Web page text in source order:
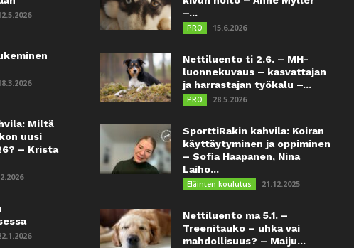
Miltä
uusi
– Krista
–...
PRO 15.6.2026
Nettiluento ti 2.6. – MH-
luonnekuvaus – kasvattajan
ja harrastajan työkalu –...
PRO 28.5.2026
SporttiRakin kahvila: Koiran
käyttäytyminen ja oppiminen
– Sofia Haapanen, Nina
Laiho...
Eläinten koulutus 21.12.2025
Nettiluento ma 5.1. –
Treenitauko – uhka vai
mahdollisuus? – Maiju...